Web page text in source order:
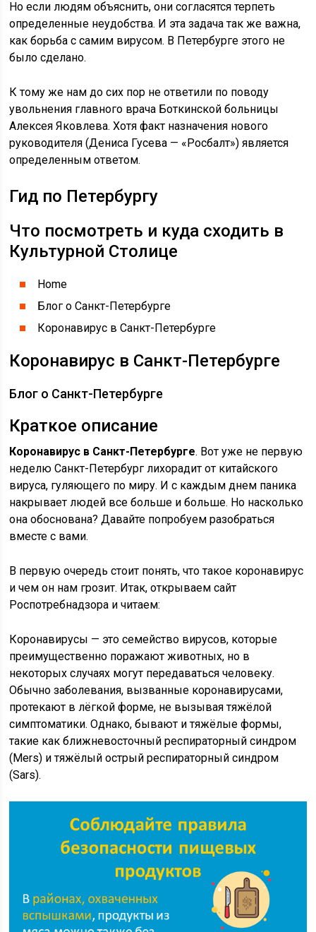
Но если людям объяснить, они согласятся терпеть
определенные неудобства. И эта задача так же важна,
как борьба с самим вирусом. В Петербурге этого не
было сделано.
К тому же нам до сих пор не ответили по поводу
увольнения главного врача Боткинской больницы
Алексея Яковлева. Хотя факт назначения нового
руководителя (Дениса Гусева — «Росбалт») является
определенным ответом.
Гид по Петербургу
Что посмотреть и куда сходить в
Культурной Столице
Home
Блог о Санкт-Петербурге
Коронавирус в Санкт-Петербурге
Коронавирус в Санкт-Петербурге
Блог о Санкт-Петербурге
Краткое описание
Коронавирус в Санкт-Петербурге. Вот уже не первую
неделю Санкт-Петербург лихорадит от китайского
вируса, гуляющего по миру. И с каждым днем паника
накрывает людей все больше и больше. Но насколько
она обоснована? Давайте попробуем разобраться
вместе с вами.
В первую очередь стоит понять, что такое коронавирус
и чем он нам грозит. Итак, открываем сайт
Роспотребнадзора и читаем:
Коронавирусы — это семейство вирусов, которые
преимущественно поражают животных, но в
некоторых случаях могут передаваться человеку.
Обычно заболевания, вызванные коронавирусами,
протекают в лёгкой форме, не вызывая тяжёлой
симптоматики. Однако, бывают и тяжёлые формы,
такие как ближневосточный респираторный синдром
(Mers) и тяжёлый острый респираторный синдром
(Sars).